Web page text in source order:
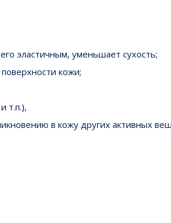
эластичным, уменьшает сухость;
кожи;
т.п.),
в кожу других активных